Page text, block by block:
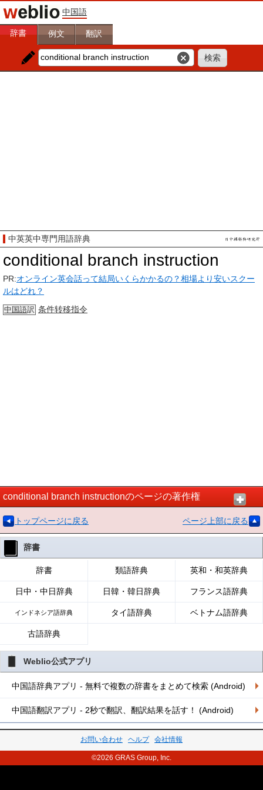
中国語
辞書 例文 翻訳
中英英中専門用語辞典
conditional branch instruction
PR:オンライン英会話って結局いくらかかるの？相場より安いスクー
ルはどれ？
中国語訳 条件转移指令
conditional branch instructionのページの著作権
トップページに戻る ページ上部に戻る
辞書
辞書 類語辞典 英和・和英辞典
日中・中日辞典 日韓・韓日辞典 フランス語辞典
インドネシア語辞典 タイ語辞典 ベトナム語辞典
古語辞典
Weblio公式アプリ
中国語辞典アプリ - 無料で複数の辞書をまとめて検索 (Android)
中国語翻訳アプリ - 2秒で翻訳、翻訳結果を話す！ (Android)
お問い合わせ ヘルプ 会社情報
©2026 GRAS Group, Inc.